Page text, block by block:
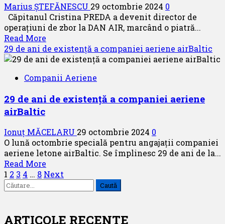
Marius ȘTEFĂNESCU 29 octombrie 2024 0
Căpitanul Cristina PREDA a devenit director de
operațiuni de zbor la DAN AIR, marcând o piatră...
Read More
more
about
Cristina
a
director
de
operațiuni
zbor
29 de ani de existență a companiei aeriene airBaltic
Companii Aeriene
29 de ani de existență a companiei aeriene
airBaltic
Ionuț MĂCELARU 29 octombrie 2024 0
O lună octombrie specială pentru angajații companiei
aeriene letone airBaltic. Se împlinesc 29 de ani de la...
Read More
more
29
ani
Paginație
articole
1 2 3 4 … 8 Next
Caută
după:
ARTICOLE RECENTE